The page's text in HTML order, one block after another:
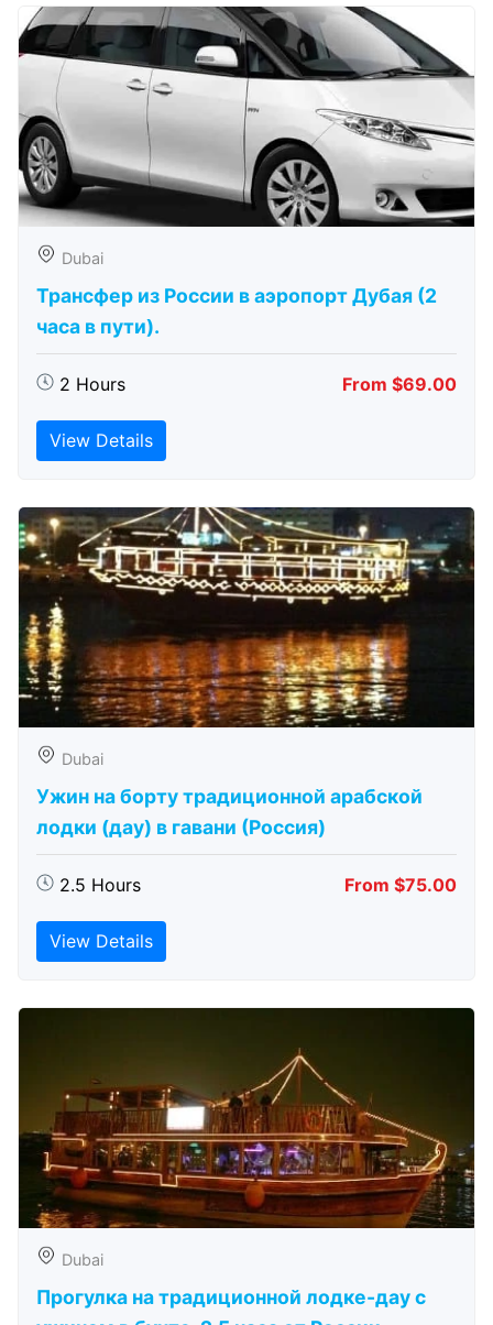
Dubai
Трансфер из России в аэропорт Дубая (2
часа в пути).
2 Hours From $69.00
View Details
Dubai
Ужин на борту традиционной арабской
лодки (дау) в гавани (Россия)
2.5 Hours From $75.00
View Details
Dubai
Прогулка на традиционной лодке-дау с